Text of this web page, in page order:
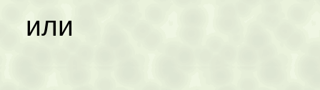
или